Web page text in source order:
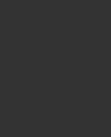
teket tartalmaz és
családorvosoknak és a
a megfelelő szakmai
szakvizsgát, amihez
áll. Olyan
II. Sz. Belgyógyászati